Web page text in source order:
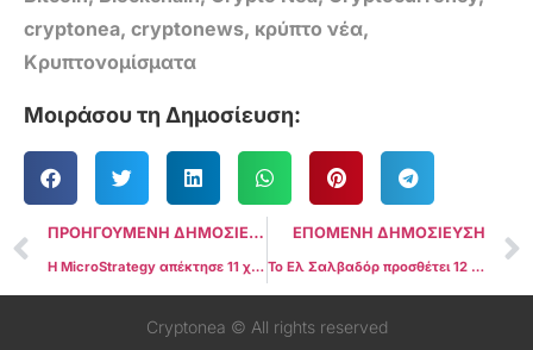
cryptonea, cryptonews, κρύπτο νέα,
Κρυπτονομίσματα
Μοιράσου τη Δημοσίευση:
ΠΡΟΗΓΟΥΜΕΝΗ ΔΗΜΟΣΙΕΥΣΗ
Η MicroStrategy απέκτησε 11 χιλιάδες Bitcoin λίγο πριν την ορκωμοσία του Τραμπ
ΕΠΟΜΕΝΗ ΔΗΜΟΣΙΕΥΣΗ
Το Ελ Σαλβαδόρ προσθέτει 12 περισσότερα Bitcoin στο εθνικό απόθεμα παρά τη συμφωνία του ΔΝΤ
Cryptonea © All rights reserved